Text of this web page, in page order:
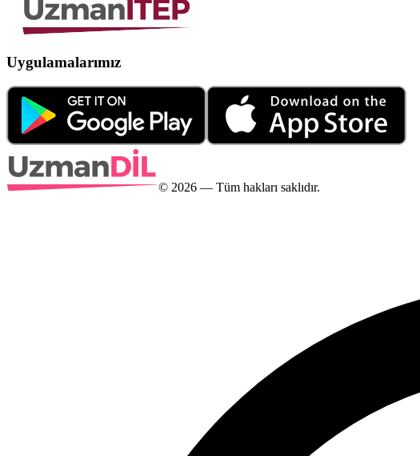
Uygulamalarımız
© 2026 — Tüm hakları saklıdır.